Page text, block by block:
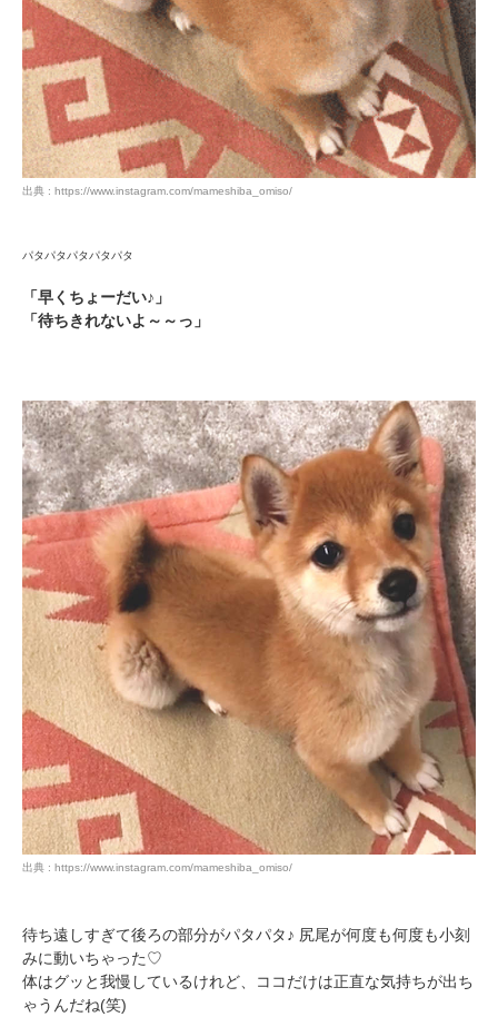
出典 : https://www.instagram.com/mameshiba_omiso/
パタパタパタパタパタ
「早くちょーだい♪」
「待ちきれないよ～～っ」
出典 : https://www.instagram.com/mameshiba_omiso/
待ち遠しすぎて後ろの部分がパタパタ♪ 尻尾が何度も何度も小刻
みに動いちゃった♡
体はグッと我慢しているけれど、ココだけは正直な気持ちが出ち
ゃうんだね(笑)
閉じる
pecodogs
pecocats
PECOアプリをダウンロード済みの方
アプリで開く